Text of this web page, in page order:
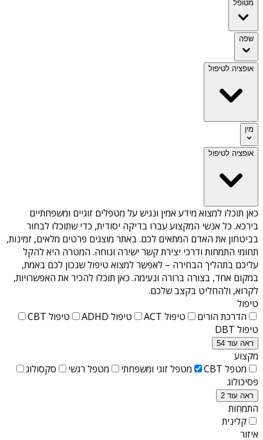
מטופל
שפה
אופציה לטיפול
מין
אופציה לטיפול
כאן תוכלו למצוא מידע אמין ונגיש על מטפלים זוגיים ומשפחתיים
בירכא. כל אנשי המקצוע עברו בדיקה יסודית, כדי שתוכלו לבחור
בביטחון את האדם המתאים לכם. באתר מוצגים פרטים מלאים, זמינות,
תחומי התמחות ודרכי יצירת קשר ישירה ונוחה. המטרה היא להקל
עליכם בתהליך הבחירה – לאפשר למצוא טיפול שנכון לכם באמת,
במקום אחד, בצורה ברורה ונעימה. כאן תוכלו להכיר את האפשרויות,
לקרוא, ולהחליט בקצב שלכם.
טיפול
הדרכת הורים
טיפול ACT טיפול ADHD
טיפול CBT
טיפול DBT
ראה עוד 54
מקצוע
מטפל CBT
מטפל זוגי ומשפחתי מטפל רגשי
סקסולוג
פסיכולוג
ראה עוד 2
התמחות
קלינית
איזור